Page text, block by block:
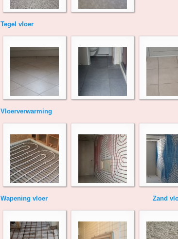
Tegel vloer
Vloerverwarming
Wapening vloer Zand vloer